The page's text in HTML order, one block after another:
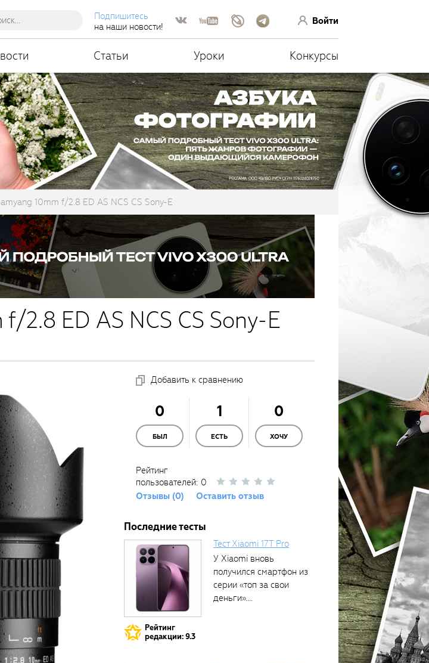
Подпишитесь
на наши новости!
Войти
Статьи Уроки Конкурсы
10mm f/2.8 ED AS NCS CS Sony-E
2.8 ED AS NCS CS Sony-E
Добавить к сравнению
0
БЫЛ
1
ЕСТЬ
0
ХОЧУ
Рейтинг
пользователей: 0
Отзывы (0)
Оставить отзыв
Последние тесты
Рейтинг
редакции: 9.3
Тест Xiaomi 17T Pro
У Xiaomi вновь
получился смартфон из
серии «топ за свои
деньги»....